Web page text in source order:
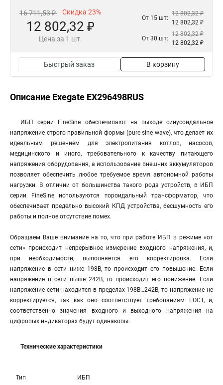
16 711,53 ₽ Скидка 23%
12 802,32 ₽
Цена за 1 шт.
От 15 шт:
12 802,32 ₽
12 802,32 ₽
От 30 шт:
12 802,32 ₽
12 802,32 ₽
Быстрый заказ В корзину
Описание Exegate EX296498RUS
ИБП серии FineSine обеспечивают на выходе синусоидальное
напряжение строго правильной формы (pure sine wave), что делает их
идеальным решением для электропитания котлов, насосов,
медицинского и иного, требовательного к качеству питающего
напряжения оборудования, а использование внешних аккумуляторов
позволяет обеспечить любое требуемое время автономной работы
нагрузки. В отличии от большинства такого рода устройств, в ИБП
серии FineSine используются тороидальный трансформатор, что
обеспечивает предельно высокий КПД устройства, бесшумность его
работы и полное отсутствие помех.
Обращаем Ваше внимание на то, что при работе ИБП в режиме «от
сети» происходит непрерывное измерение входного напряжения, и,
при необходимости, выполняется его корректировка. Если
напряжение в сети ниже 198В, то происходит его повышение. Если
напряжение в сети выше 242В, то происходит его понижение. Если
напряжение сети находится в пределах 198В…242В, то напряжение не
корректируется, так как оно соответствует требованиям ГОСТ, и,
соответственно значения входного и выходного напряжения на
цифровых индикаторах будут одинаковы.
Технические характеристики
Тип ИБП